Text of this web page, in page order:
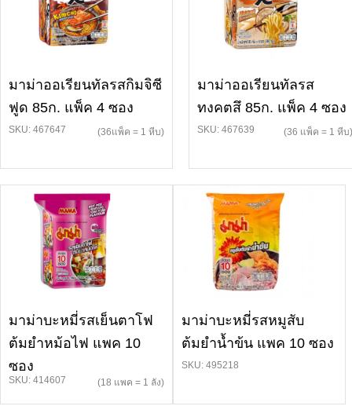
มาม่าออเรียนทัลรสกิมจิซี
ฟูด 85ก. แพ็ค 4 ซอง
SKU: 467647 (36แพ็ค = 1 หีบ)
มาม่าออเรียนทัลรส
ทงคตสึ 85ก. แพ็ค 4 ซอง
SKU: 467639 (36 แพ็ค = 1 หีบ)
มาม่าบะหมี่รสเย็นตาโฟ
ต้มยำหม้อไฟ แพค 10
ซอง
SKU: 414607 (18 แพค = 1 ลัง)
มาม่าบะหมี่รสหมูสับ
ต้มยำน้ำข้น แพค 10 ซอง
SKU: 495218